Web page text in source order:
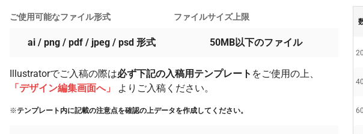
ご使用可能なファイル形式
ai / png / pdf / jpeg / psd 形式
ファイルサイズ上限
50MB以下のファイル
Illustratorでご入稿の際は必ず下記の入稿用テンプレート をご使用の上、
「デザイン編集画面へ」
よりご入稿ください。
※テンプレート内に記載の注意点を確認の上データを作成してください。